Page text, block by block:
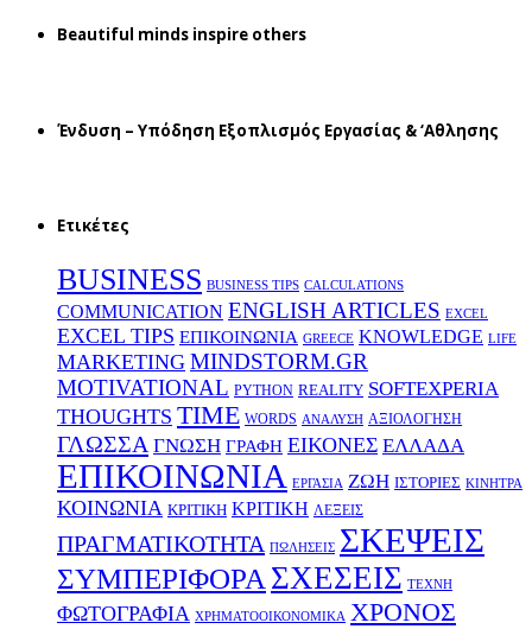
Beautiful minds inspire others
Ένδυση – Υπόδηση Εξοπλισμός Εργασίας & ‘Aθλησης
Ετικέτες
BUSINESS BUSINESS TIPS CALCULATIONS
COMMUNICATION ENGLISH ARTICLES EXCEL
EXCEL TIPS EΠΙΚΟΙΝΩΝΙΑ GREECE KNOWLEDGE LIFE
MARKETING MINDSTORM.GR
MOTIVATIONAL PYTHON REALITY SOFTEXPERIA
THOUGHTS TIME WORDS ΑΝΑΛΥΣΗ ΑΞΙΟΛΟΓΗΣΗ
ΓΛΩΣΣΑ ΓΝΩΣΗ ΓΡΑΦΗ ΕΙΚΟΝΕΣ ΕΛΛΑΔΑ
ΕΠΙΚΟΙΝΩΝΙΑ ΕΡΓΑΣΙΑ ΖΩΗ ΙΣΤΟΡΙΕΣ ΚΙΝΗΤΡΑ
ΚΟΙΝΩΝΙΑ ΚΡΙΤΙΚΗ ΚΡΙΤΙΚΗ ΛΕΞΕΙΣ
ΠΡΑΓΜΑΤΙΚΟΤΗΤΑ ΠΩΛΗΣΕΙΣ ΣΚΕΨΕΙΣ
ΣΥΜΠΕΡΙΦΟΡΑΣΧΕΣΕΙΣ ΤΕΧΝΗ
ΦΩΤΟΓΡΑΦΙΑ ΧΡΗΜΑΤΟΟΙΚΟΝΟΜΙΚΑ ΧΡΟΝΟΣ